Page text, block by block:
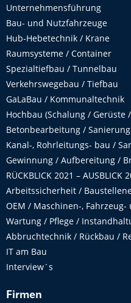
Unternehmensführung
Bau- und Nutzfahrzeuge
Hub-Hebetechnik / Krane
Raumsysteme / Container
Spezialtiefbau / Tunnelbau
Verkehrswegebau / Tiefbau
GaLaBau / Kommunaltechnik
Hochbau (Schalung / Gerüste
Betonbearbeitung / Sanierung
Kanal-, Rohrleitungs- bau /
Gewinnung / Aufbereitung /
RÜCKBLICK 2021 – AUSBLICK
Arbeitssicherheit /
OEM / Maschinen-,
Wartung / Pflege /
Abbruchtechnik / Rückbau /
IT am Bau
Interview´s
Firmen